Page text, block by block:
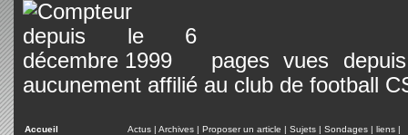
pages vues
aucunement affilié au club de football
Accueil Actus | Archives | Proposer un article | Sujets | Sondages | liens |